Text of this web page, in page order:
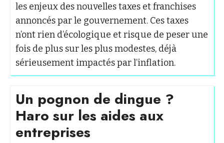
les enjeux des nouvelles taxes et franchises
annoncés par le gouvernement. Ces taxes
n’ont rien d’écologique et risque de peser une
fois de plus sur les plus modestes, déjà
sérieusement impactés par l’inflation.
Un pognon de dingue ?
Haro sur les aides aux
entreprises